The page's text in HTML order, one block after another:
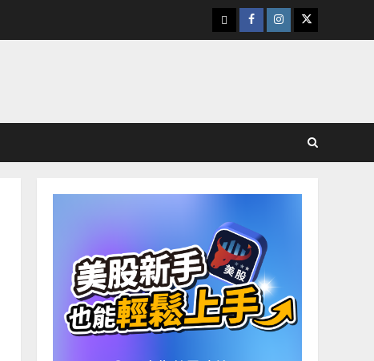
下
載
Facebook
Instagram
Twitter